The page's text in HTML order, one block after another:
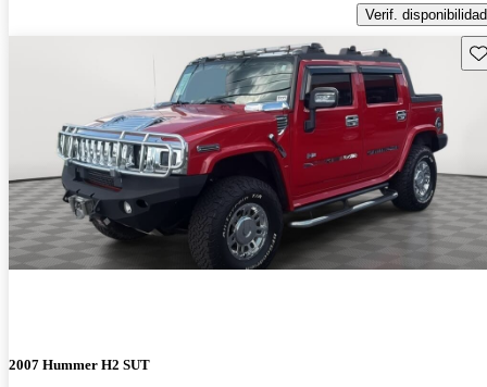
Verif. disponibilidad
2007 Hummer H2 SUT